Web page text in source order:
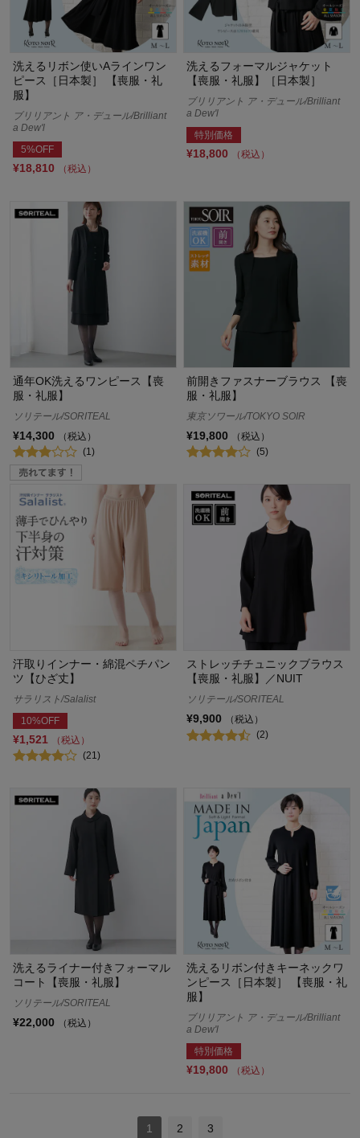
洗えるリボン使いAラインワン
ピース［日本製］ 【喪服・礼
服】
ブリリアント ア・デュール/Brilliant
a Dew'l
5%OFF
¥18,810 （税込）
洗えるフォーマルジャケット
【喪服・礼服】［日本製］
ブリリアント ア・デュール/Brilliant
a Dew'l
特別価格
¥18,800 （税込）
通年OK洗えるワンピース【喪
服・礼服】
ソリテール/SORITEAL
¥14,300
（税込）
(1)
前開きファスナーブラウス 【喪
服・礼服】
東京ソワール/TOKYO SOIR
¥19,800
（税込）
(5)
汗取りインナー・綿混ペチパン
ツ【ひざ丈】
サラリスト/Salalist
10%OFF
¥1,521
（税込）
(21)
ストレッチチュニックブラウス
【喪服・礼服】／NUIT
ソリテール/SORITEAL
¥9,900
（税込）
(2)
洗えるライナー付きフォーマル
コート【喪服・礼服】
ソリテール/SORITEAL
¥22,000 （税込）
洗えるリボン付きキーネックワ
ンピース［日本製］ 【喪服・礼
服】
ブリリアント ア・デュール/Brilliant
a Dew'l
特別価格
¥19,800 （税込）
1 2 3